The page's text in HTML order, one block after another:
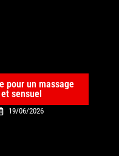
pour un massage
sensuel
19/06/2026